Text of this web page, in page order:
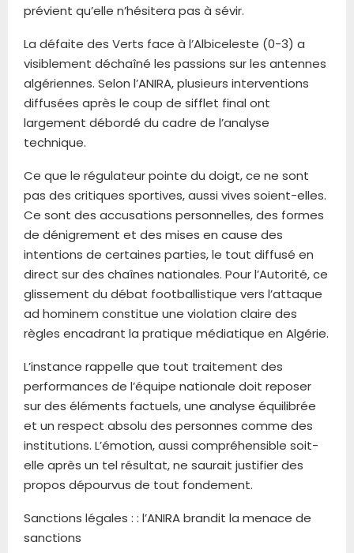
prévient qu’elle n’hésitera pas à sévir.
La défaite des Verts face à l’Albiceleste (0-3) a
visiblement déchaîné les passions sur les antennes
algériennes. Selon l’ANIRA, plusieurs interventions
diffusées après le coup de sifflet final ont
largement débordé du cadre de l’analyse
technique.
Ce que le régulateur pointe du doigt, ce ne sont
pas des critiques sportives, aussi vives soient-elles.
Ce sont des accusations personnelles, des formes
de dénigrement et des mises en cause des
intentions de certaines parties, le tout diffusé en
direct sur des chaînes nationales. Pour l’Autorité, ce
glissement du débat footballistique vers l’attaque
ad hominem constitue une violation claire des
règles encadrant la pratique médiatique en Algérie.
L’instance rappelle que tout traitement des
performances de l’équipe nationale doit reposer
sur des éléments factuels, une analyse équilibrée
et un respect absolu des personnes comme des
institutions. L’émotion, aussi compréhensible soit-
elle après un tel résultat, ne saurait justifier des
propos dépourvus de tout fondement.
Sanctions légales : : l’ANIRA brandit la menace de
sanctions